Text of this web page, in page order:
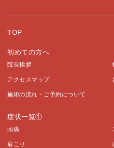
TOP
初めての方へ
院長挨拶
アクセスマップ
施術の流れ・ご予約について
症状一覧①
頭痛
肩こり